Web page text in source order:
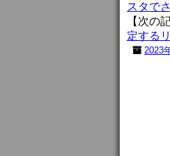
スタで
【次の
定する
2023